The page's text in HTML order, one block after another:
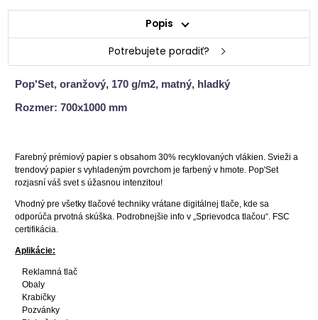
Popis
Potrebujete poradiť?
Pop'Set, oranžový, 170 g/m2, matný, hladký
Rozmer: 700x1000 mm
Farebný prémiový papier s obsahom 30% recyklovaných vlákien. Svieži a
trendový papier s vyhladeným povrchom je farbený v hmote. Pop'Set
rozjasní váš svet s úžasnou intenzitou!
Vhodný pre všetky tlačové techniky vrátane digitálnej tlače, kde sa
odporúča prvotná skúška. Podrobnejšie info v „Sprievodca tlačou“. FSC
certifikácia.
Aplikácie:
Reklamná tlač
Obaly
Krabičky
Pozvánky